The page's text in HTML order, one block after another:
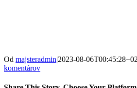
Od majsteradmin|2023-08-
komentárov